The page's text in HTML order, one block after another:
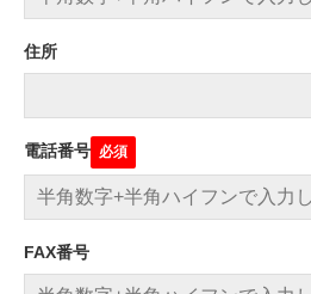
住所
電話番号
FAX番号